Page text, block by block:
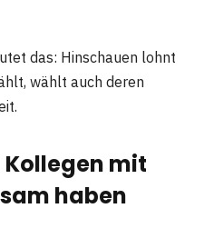
das: Hinschauen lohnt
wählt auch deren
Kollegen mit
haben